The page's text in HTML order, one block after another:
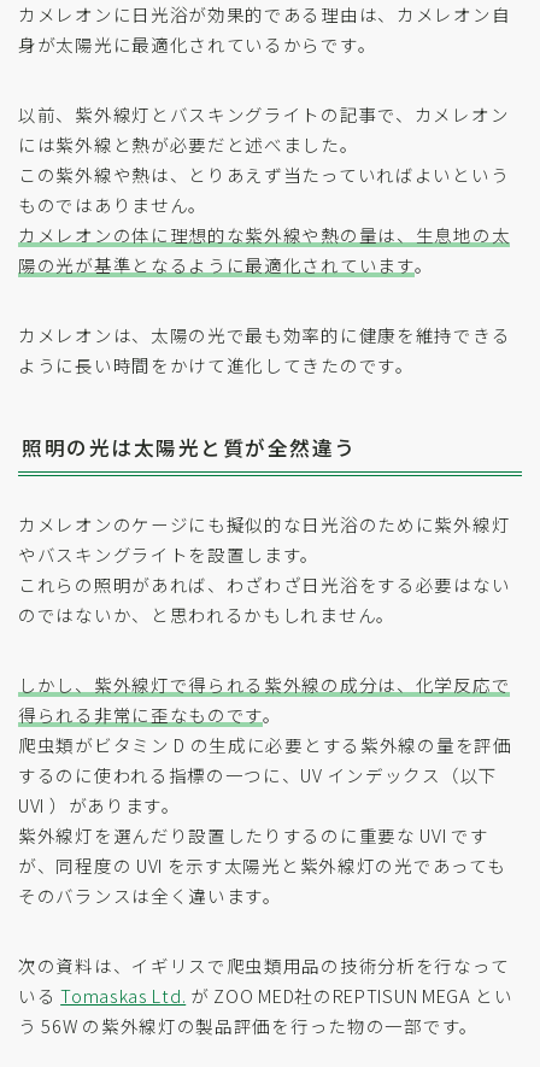
カメレオンに日光浴が効果的である理由は、カメレオン自
身が太陽光に最適化されているからです。
以前、紫外線灯とバスキングライトの記事で、カメレオン
には紫外線と熱が必要だと述べました。
この紫外線や熱は、とりあえず当たっていればよいという
ものではありません。
カメレオンの体に理想的な紫外線や熱の量は、生息地の太
陽の光が基準となるように最適化されています。
カメレオンは、太陽の光で最も効率的に健康を維持できる
ように長い時間をかけて進化してきたのです。
照明の光は太陽光と質が全然違う
カメレオンのケージにも擬似的な日光浴のために紫外線灯
やバスキングライトを設置します。
これらの照明があれば、わざわざ日光浴をする必要はない
のではないか、と思われるかもしれません。
しかし、紫外線灯で得られる紫外線の成分は、化学反応で
得られる非常に歪なものです。
爬虫類がビタミン D の生成に必要とする紫外線の量を評価
するのに使われる指標の一つに、UV インデックス（以下
UVI ）があります。
紫外線灯を選んだり設置したりするのに重要な UVI です
が、同程度の UVI を示す太陽光と紫外線灯の光であっても
そのバランスは全く違います。
次の資料は、イギリスで爬虫類用品の技術分析を行なって
いるTomaskas Ltd. が ZOO MED社のREPTISUN MEGA とい
う 56W の紫外線灯の製品評価を行った物の一部です。